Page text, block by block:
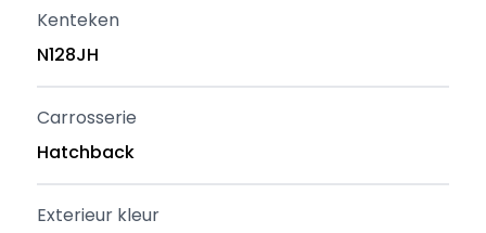
Kenteken
N128JH
Carrosserie
Hatchback
Exterieur kleur